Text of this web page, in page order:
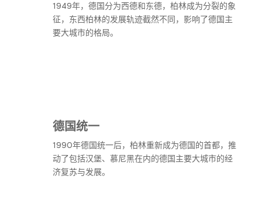
1949年，德国分为西德和东德，柏林成为分裂的象
征，东西柏林的发展轨迹截然不同，影响了德国主
要大城市的格局。
德国统一
1990年德国统一后，柏林重新成为德国的首都，推
动了包括汉堡、慕尼黑在内的德国主要大城市的经
济复苏与发展。